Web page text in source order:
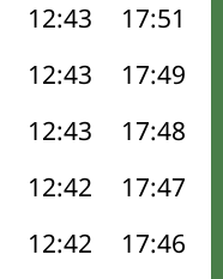
12:43 17:51
12:43 17:49
12:43 17:48
12:42 17:47
12:42 17:46